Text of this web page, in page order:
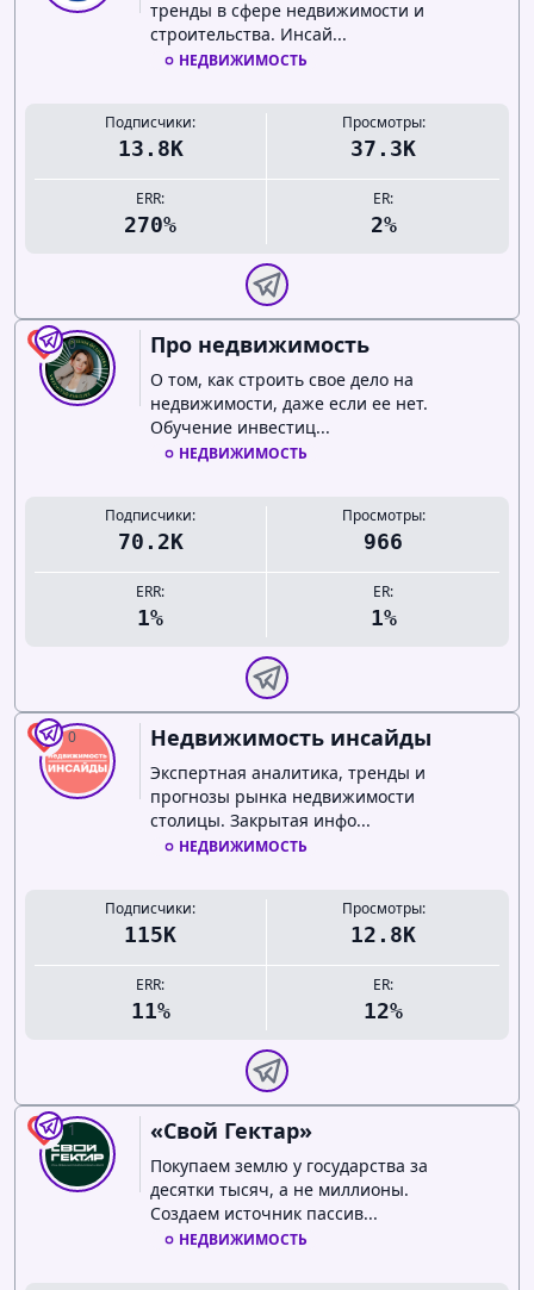
тренды в сфере недвижимости и
строительства. Инсай...
НЕДВИЖИМОСТЬ
Подписчики:
13.8K
ERR:
270%
Просмотры:
37.3K
ER:
2%
0 Про недвижимость
О том, как строить свое дело на
недвижимости, даже если ее нет.
Обучение инвестиц...
НЕДВИЖИМОСТЬ
Подписчики:
70.2K
ERR:
1%
Просмотры:
966
ER:
1%
0 Недвижимость инсайды
Экспертная аналитика, тренды и
прогнозы рынка недвижимости
столицы. Закрытая инфо...
НЕДВИЖИМОСТЬ
Подписчики:
115K
ERR:
11%
Просмотры:
12.8K
ER:
12%
1 «Свой Гектар»
Покупаем землю у государства за
десятки тысяч, а не миллионы.
Создаем источник пассив...
НЕДВИЖИМОСТЬ